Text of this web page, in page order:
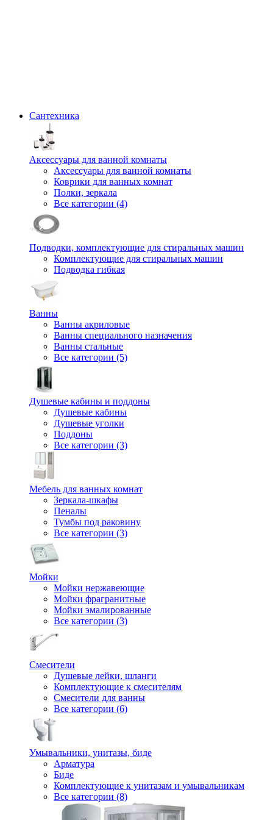
Сантехника
Аксессуары для ванной комнаты
Аксессуары для ванной комнаты
Коврики для ванных комнат
Полки, зеркала
Все категории (4)
Подводки, комплектующие для стиральных машин
Комплектующие для стиральных машин
Подводка гибкая
Ванны
Ванны акриловые
Ванны специального назначения
Ванны стальные
Все категории (5)
Душевые кабины и поддоны
Душевые кабины
Душевые уголки
Поддоны
Все категории (3)
Мебель для ванных комнат
Зеркала-шкафы
Пеналы
Тумбы под раковину
Все категории (3)
Мойки
Мойки нержавеющие
Мойки фрагранитные
Мойки эмалированные
Все категории (3)
Смесители
Душевые лейки, шланги
Комплектующие к смесителям
Смесители для ванны
Все категории (6)
Умывальники, унитазы, биде
Арматура
Биде
Комплектующие к унитазам и умывальникам
Все категории (8)